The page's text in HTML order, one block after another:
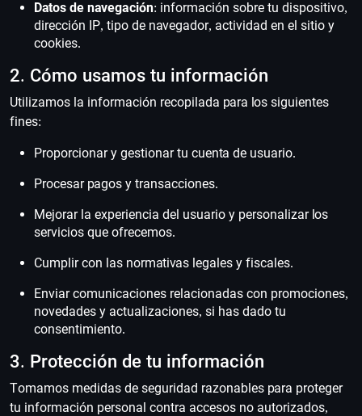
Datos de navegación: información sobre tu dispositivo,
dirección IP, tipo de navegador, actividad en el sitio y
cookies.
2. Cómo usamos tu información
Utilizamos la información recopilada para los siguientes
fines:
Proporcionar y gestionar tu cuenta de usuario.
Procesar pagos y transacciones.
Mejorar la experiencia del usuario y personalizar los
servicios que ofrecemos.
Cumplir con las normativas legales y fiscales.
Enviar comunicaciones relacionadas con promociones,
novedades y actualizaciones, si has dado tu
consentimiento.
3. Protección de tu información
Tomamos medidas de seguridad razonables para proteger
tu información personal contra accesos no autorizados,